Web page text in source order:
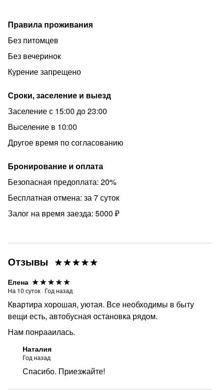
Правила проживания
Без питомцев
Без вечеринок
Курение запрещено
Сроки, заселение и выезд
Заселение с 15:00 до 23:00
Выселение в 10:00
Другое время по согласованию
Бронирование и оплата
Безопасная предоплата: 20%
Бесплатная отмена: за 7 суток
Залог на время заезда: 5000 ₽
Отзывы
Елена
На 10 суток · Год назад
Квартира хорошая, уютая. Все необходимы в быту
вещи есть, автобусная остановка рядом.
Нам понрааилась.
Наталия
Год назад
Спасибо. Приезжайте!